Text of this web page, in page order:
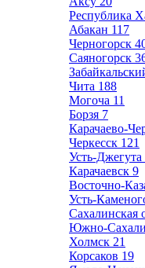
Республика
Абакан 117
Черногорск
Саяногорск
Чита 188
Могоча 11
Борзя 7
Карачаево-
Черкесск 121
Усть-Джегута
Карачаевск 9
Восточно-
Усть-
Сахалинская
Южно-
Холмск 21
Корсаков 19